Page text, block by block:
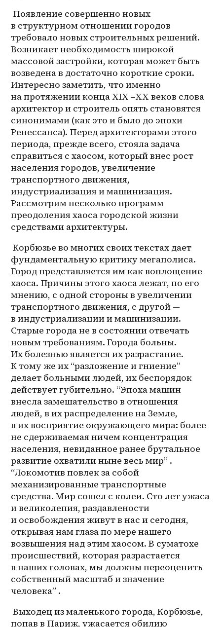
в структурном отношении городов
требовало новых строительных решений.
Возникает необходимость широкой
массовой застройки, которая может быть
возведена в достаточно короткие сроки.
Интересно заметить, что именно
на протяжении конца XIX –XX веков слова
архитектор и строитель опять становятся
синонимами (как это и было до эпохи
Ренессанса). Перед архитекторами этого
периода, прежде всего, стояла задача
справиться с хаосом, который внес рост
населения городов, увеличение
транспортного движения,
индустриализация и машинизация.
Рассмотрим несколько программ
преодоления хаоса городской жизни
средствами архитектуры.
Корбюзье во многих своих текстах дает
фундаментальную критику мегаполиса.
Город представляется им как воплощение
хаоса. Причины этого хаоса лежат, по его
мнению, с одной стороны в увеличении
транспортного движения, с другой —
в индустриализации и машинизации.
Старые города не в состоянии отвечать
новым требованиям. Города больны.
Их болезнью является их разрастание.
К тому же их “разложение и гниение”
делает больными людей, их беспорядок
действует губительно. “Эпоха машин
внесла замешательство в отношения
людей, в их распределение на Земле,
в их восприятие окружающего мира: более
не сдерживаемая ничем концентрация
населения, невиданное ранее брутальное
развитие охватили ныне весь мир” .
“Локомотив повлек за собой
механизированные транспортные
средства. Мир сошел с колеи. Сто лет ужаса
и великолепия, раздавлености
и освобождения живут в нас и сегодня,
открывая нам глаза по мере нашего
возвышения над этим хаосом. В суматохе
происшествий, которая разрастается
в наших головах, мы должны переоценить
собственный масштаб и значение
человека” .
Выходец из маленького города, Корбюзье,
попав в Париж, ужасается обилию